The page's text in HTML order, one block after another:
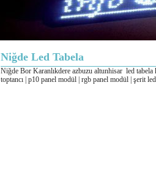
Niğde Led Tabela
Niğde Bor Karanlıkdere azbuzu altunhisar led tabela
toptancı | p10 panel modül | rgb panel modül | şerit